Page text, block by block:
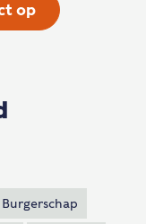
op
Burgerschap